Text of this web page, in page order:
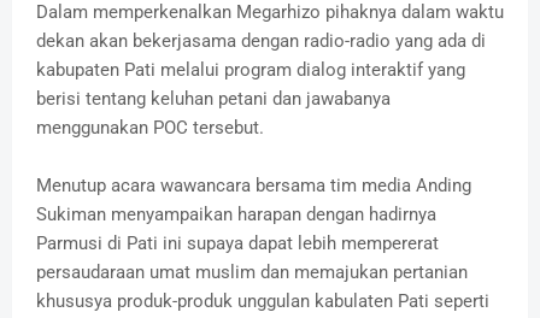
Dalam memperkenalkan Megarhizo pihaknya dalam waktu
dekan akan bekerjasama dengan radio-radio yang ada di
kabupaten Pati melalui program dialog interaktif yang
berisi tentang keluhan petani dan jawabanya
menggunakan POC tersebut.
Menutup acara wawancara bersama tim media Anding
Sukiman menyampaikan harapan dengan hadirnya
Parmusi di Pati ini supaya dapat lebih mempererat
persaudaraan umat muslim dan memajukan pertanian
khususya produk-produk unggulan kabulaten Pati seperti